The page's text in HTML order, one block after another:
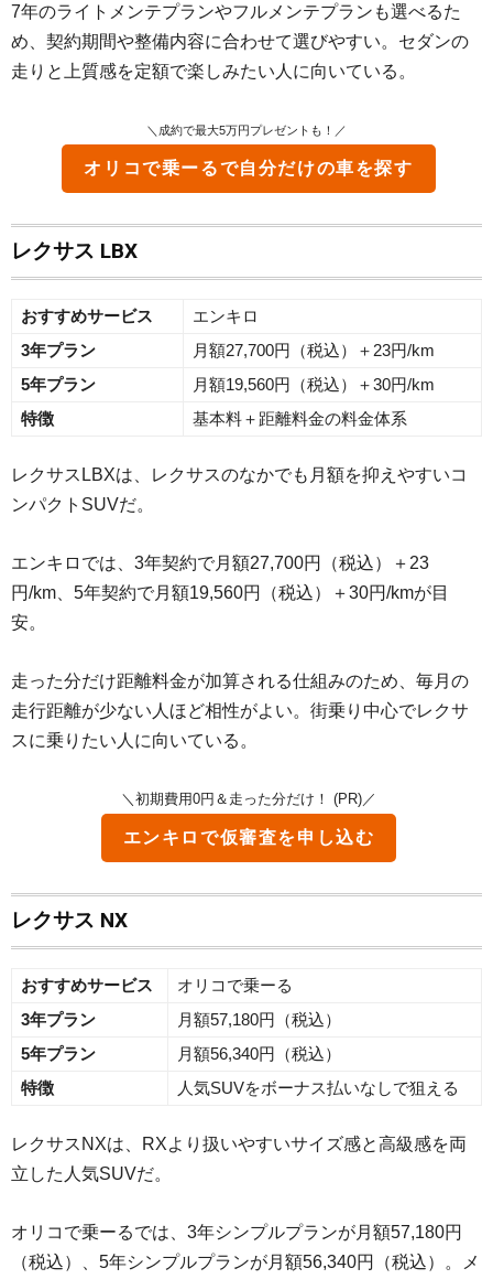
7年のライトメンテプランやフルメンテプランも選べるた
め、契約期間や整備内容に合わせて選びやすい。セダンの
走りと上質感を定額で楽しみたい人に向いている。
＼成約で最大5万円プレゼントも！／
オリコで乗ーるで自分だけの車を探す
レクサス LBX
おすすめサービス
エンキロ
3年プラン
月額27,700円（税込）＋23円/km
5年プラン
月額19,560円（税込）＋30円/km
特徴
基本料＋距離料金の料金体系
レクサスLBXは、レクサスのなかでも月額を抑えやすいコ
ンパクトSUVだ。
エンキロでは、3年契約で月額27,700円（税込）＋23
円/km、5年契約で月額19,560円（税込）＋30円/kmが目
安。
走った分だけ距離料金が加算される仕組みのため、毎月の
走行距離が少ない人ほど相性がよい。街乗り中心でレクサ
スに乗りたい人に向いている。
＼初期費用0円＆走った分だけ！ (PR)／
エンキロで仮審査を申し込む
レクサス NX
おすすめサービス
オリコで乗ーる
3年プラン
月額57,180円（税込）
5年プラン
月額56,340円（税込）
特徴
人気SUVをボーナス払いなしで狙える
レクサスNXは、RXより扱いやすいサイズ感と高級感を両
立した人気SUVだ。
オリコで乗ーるでは、3年シンプルプランが月額57,180円
（税込）、5年シンプルプランが月額56,340円（税込）。メ